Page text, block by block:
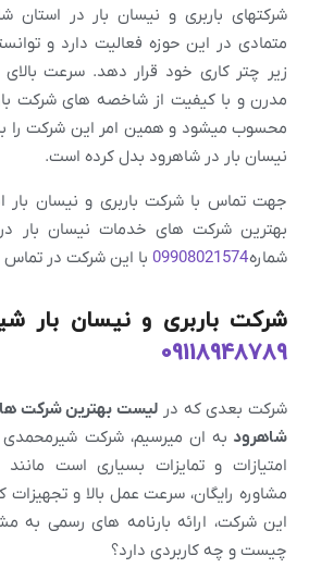
شرکتهای باربری و نیسان بار در استان
متمادی در این حوزه فعالیت دارد و
زیر چتر کاری خود قرار دهد. سرعت بالای
مدرن و با کیفیت از شاخصه های شرکت
محسوب میشود و همین امر این شرکت را
نیسان بار در شاهرود بدل کرده است.
جهت تماس با شرکت باربری و نیسان بار
بهترین شرکت های خدمات نیسان بار
شماره09908021574 با این شرکت در تماس
شرکت باربری و نیسان بار
09118948789
شرکت بعدی که در لیست بهترین شرکت
شاهرود به ان میرسیم، شرکت
امتیازات و تمایزات بسیاری است
مشاوره رایگان، سرعت عمل بالا و تجهیزات
این شرکت، ارائه بارنامه های رسمی به
چیست و چه کاربردی دارد؟